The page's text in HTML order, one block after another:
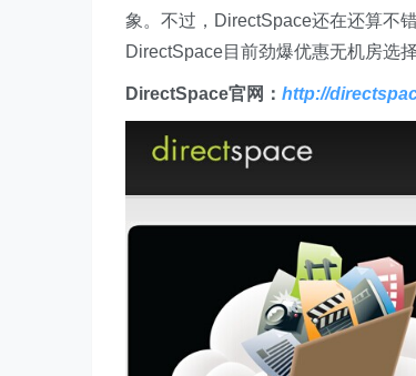
象。不过，DirectSpace还在还算不
DirectSpace目前劲爆优惠无机房选
DirectSpace官网： http://